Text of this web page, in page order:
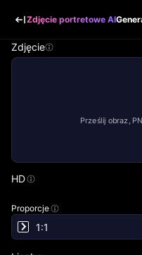
Zdjęcie portretowe AI
Zdjęcie
Prześlij obraz,
HD
Proporcje